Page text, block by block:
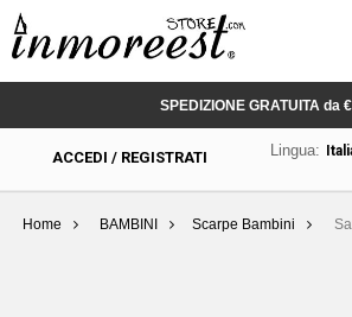
SPEDIZIONE GRATUITA da
ACCEDI / REGISTRATI Lingua:
Home BAMBINI Scarpe Bambini